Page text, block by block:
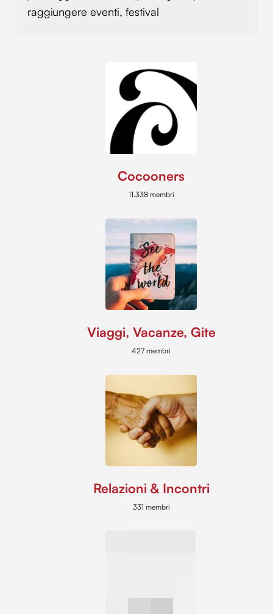
raggiungere eventi, festival
Cocooners
11.338 membri
Viaggi, Vacanze, Gite
427 membri
Relazioni & Incontri
331 membri